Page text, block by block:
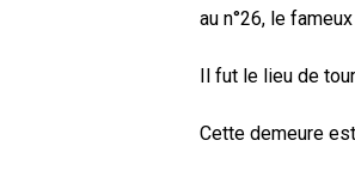
au n°26, le
Il fut le lieu de
Cette demeure